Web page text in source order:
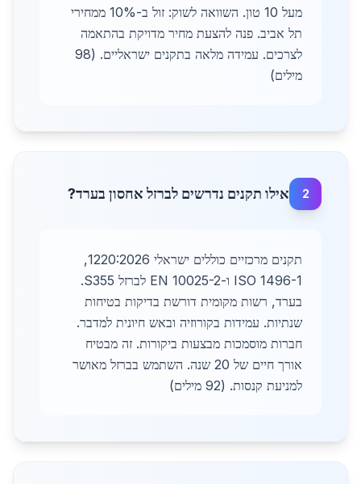
מעל 10 טון. השוואה לשוק: זול ב-10% ממחירי
תל אביב. פנה להצעת מחיר מדויקת בהתאמה
לצרכים. עמידה מלאה בתקנים ישראליים. (98
מילים)
2 אילו תקנים נדרשים לברזל אחסון בערד?
תקנים מרכזיים כוללים ישראלי 1220:2026,
ISO 1496-1 ו-EN 10025-2 לברזל S355.
בערד, רשות מקומית דורשת בדיקות בטיחות
שנתיות. עמידות בקורוזיה ובאש חיונית למדבר.
חברות מוסמכות מבצעות ביקורות. זה מבטיח
אורך חיים של 20 שנה. השתמש בברזל מאושר
למניעת קנסות. (92 מילים)